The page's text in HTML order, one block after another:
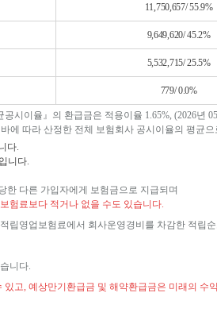
11,750,657/ 55.9%
9,649,620/ 45.2%
5,532,715/ 25.5%
779/ 0.0%
이율』의 환급금은 적용이율 1.65%, (2026년
따라 산정한 전체 보험회사 공시이율의 평균
다.
니다.
다른 가입자에게 보험금으로 지급되며
험료보다 적거나 없을 수도 있습니다.
영업보험료에서 회사운영경비를 차감한 적립
니다.
고, 예상만기환급금 및 해약환급금은 미래의 수